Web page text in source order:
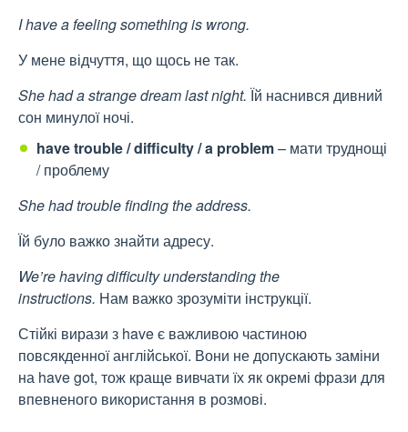
I have a feeling something is wrong.
У мене відчуття, що щось не так.
She had a strange dream last night. Їй наснився дивний
сон минулої ночі.
have trouble / difficulty / a problem– мати труднощі
/ проблему
She had trouble finding the address.
Їй було важко знайти адресу.
We’re having difficulty understanding the
instructions. Нам важко зрозуміти інструкції.
Стійкі вирази з have є важливою частиною
повсякденної англійської. Вони не допускають заміни
на have got, тож краще вивчати їх як окремі фрази для
впевненого використання в розмові.